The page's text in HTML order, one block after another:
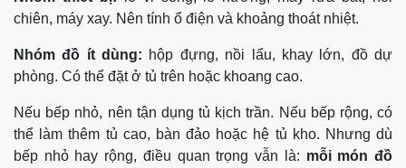
chiên, máy xay. Nên tính ổ điện và khoảng thoát nhiệt.
Nhóm đồ ít dùng: hộp đựng, nồi lẩu, khay lớn, đồ dự
phòng. Có thể đặt ở tủ trên hoặc khoang cao.
Nếu bếp nhỏ, nên tận dụng tủ kịch trần. Nếu bếp rộng, có
thể làm thêm tủ cao, bàn đảo hoặc hệ tủ kho. Nhưng dù
bếp nhỏ hay rộng, điều quan trọng vẫn là: mỗi món đồ